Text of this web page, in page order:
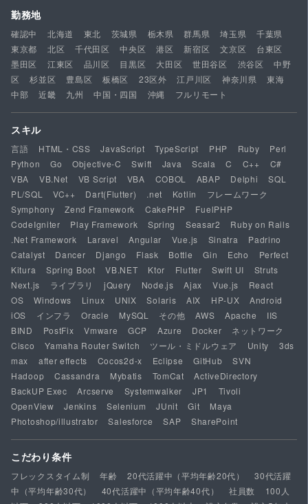
勤務地
確認中 北海道 東北 茨城県 栃木県 群馬県 埼玉県
千葉県
東京都
北区 千代田区 中央区 港区 新宿区 文京区
台東区
墨田区
江東区 品川区 目黒区 大田区 世田谷区 渋谷区
中野
区
杉並区 豊島区 板橋区 23区外 江戸川区 神奈川県
東海
中部
近畿 九州 中国・四国 沖縄 フルリモート
スキル
言語 HTML・CSS JavaScript TypeScript PHP Ruby
Perl
Python
Go Objective-C Swift Java Scala C C++
C#
VBA
VB.Net VB Script VBA COBOL ABAP Delphi
SQL
PL/SQL
VC++ Dart(Flutter) .net Kotlin
フレームワーク
Symphony
Zend Framework CakePHP
FuelPHP
CodeIgniter
Play Framework Spring Seasar2
Ruby on Rails
.Net Framework
Laravel Angular Vue.js Sinatra
Padrino
Catalyst
Dancer Django Flask Bottle Gin Echo
Perfect
Kitura
Spring Boot VB.NET Ktor Flutter Swift UI
Struts
Next.js
ライブラリ jQuery Node.js Ajax Vue.js
React
OS
Windows Linux UNIX Solaris AIX HP-UX
Android
iOS
インフラ Oracle MySQL その他 AWS Apache
IIS
BIND
PostFix Vmware GCP Azure Docker
ネットワーク
Cisco
Yamaha Router Switch ツール・ミドルウェア Unity
3ds
max
after effects Cocos2d-x Eclipse GitHub
SVN
Hadoop
Cassandra Mybatis TomCat
ActiveDirectory
BackUP Exec
Arcserve Systemwalker JP1
Tivoli
OpenView
Jenkins Selenium JUnit Git
Maya
Photoshop/illustrator
Salesforce SAP SharePoint
こだわり条件
フレックスタイム制 年齢 20代活躍中（平均年齢20代）
30代活躍
中（平均年齢30代）
40代活躍中（平均年齢40代） 社員数
100人